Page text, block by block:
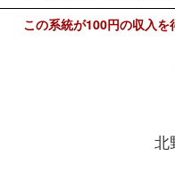
この系統が100円の収入
北